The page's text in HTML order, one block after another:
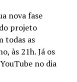
nova fase
projeto
todas as
às 21h. Já os
no dia